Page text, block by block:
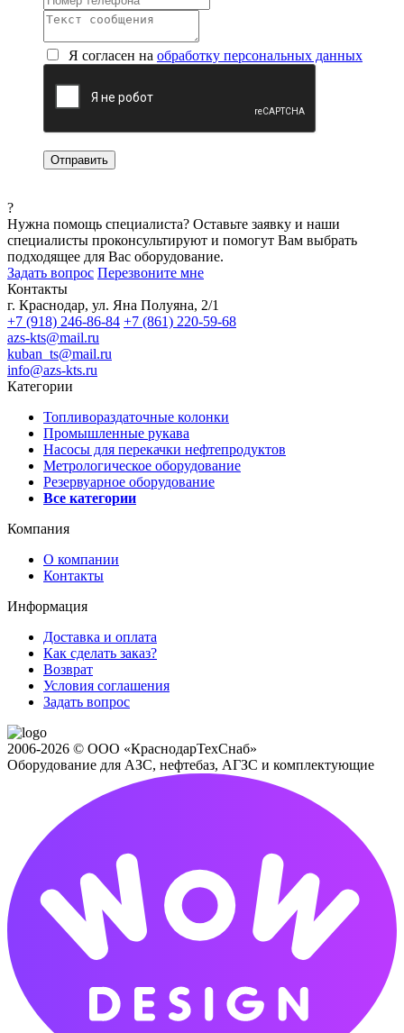
Я согласен на обработку персональных данных
?
Нужна помощь специалиста? Оставьте заявку и наши
специалисты проконсультируют и помогут Вам выбрать
подходящее для Вас оборудование.
Задать вопрос Перезвоните мне
Контакты
г. Краснодар, ул. Яна Полуяна, 2/1
+7 (918) 246-86-84 +7 (861) 220-59-68
azs-kts@mail.ru
kuban_ts@mail.ru
info@azs-kts.ru
Категории
Топливораздаточные колонки
Промышленные рукава
Насосы для перекачки нефтепродуктов
Метрологическое оборудование
Резервуарное оборудование
Все категории
Компания
О компании
Контакты
Информация
Доставка и оплата
Как сделать заказ?
Возврат
Условия соглашения
Задать вопрос
2006-2026 © ООО «КраснодарТехСнаб»
Оборудование для АЗС, нефтебаз, АГЗС и комплектующие